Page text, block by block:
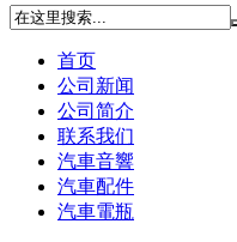
首页
公司新闻
公司简介
联系我们
汽車音響
汽車配件
汽車電瓶